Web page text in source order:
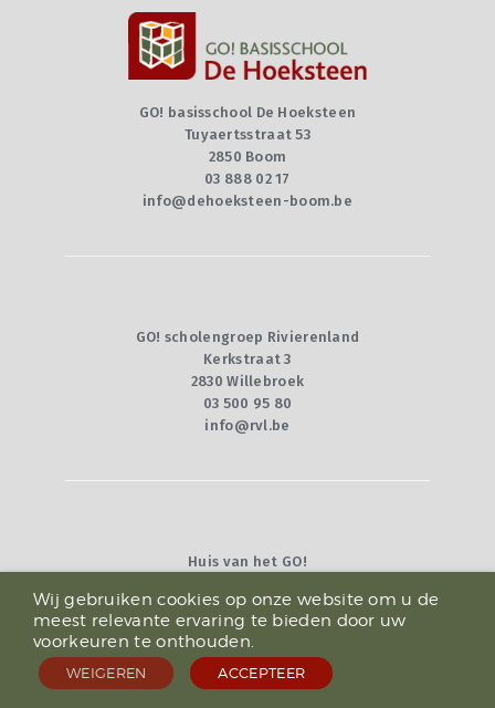
GO! basisschool De Hoeksteen
Tuyaertsstraat 53
2850 Boom
03 888 02 17
info@dehoeksteen-boom.be
GO! scholengroep Rivierenland
Kerkstraat 3
2830 Willebroek
03 500 95 80
info@rvl.be
Huis van het GO!
1000 Brussel
02 790 92 00
info@g-o.be
Wij gebruiken cookies op onze website om u de
meest relevante ervaring te bieden door uw
voorkeuren te onthouden.
WEIGEREN ACCEPTEER